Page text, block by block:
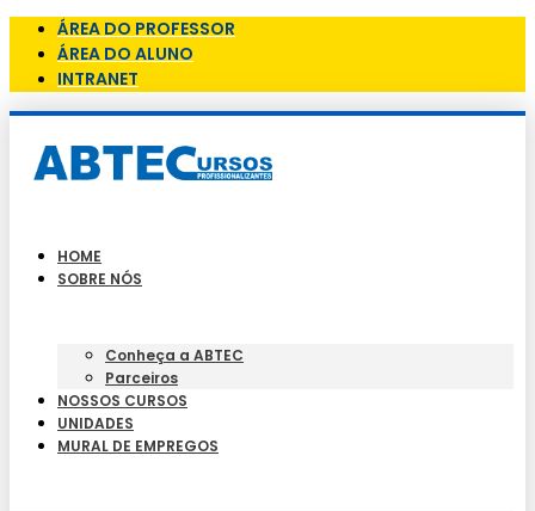
ÁREA DO PROFESSOR
ÁREA DO ALUNO
INTRANET
HOME
SOBRE NÓS
Conheça a ABTEC
Parceiros
NOSSOS CURSOS
UNIDADES
MURAL DE EMPREGOS